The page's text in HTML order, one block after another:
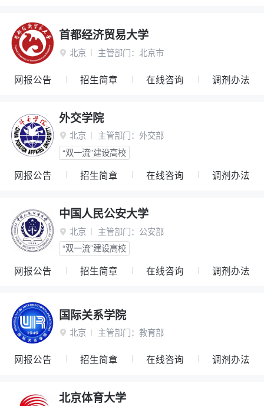
首都经济贸易大学
 北京 主管部门： 北京市
网报公告 招生简章 在线咨询 调剂办法
外交学院
 北京 主管部门： 外交部
“双一流”建设高校
网报公告 招生简章 在线咨询 调剂办法
中国人民公安大学
 北京 主管部门： 公安部
“双一流”建设高校
网报公告 招生简章 在线咨询 调剂办法
国际关系学院
 北京 主管部门： 教育部
网报公告 招生简章 在线咨询 调剂办法
北京体育大学